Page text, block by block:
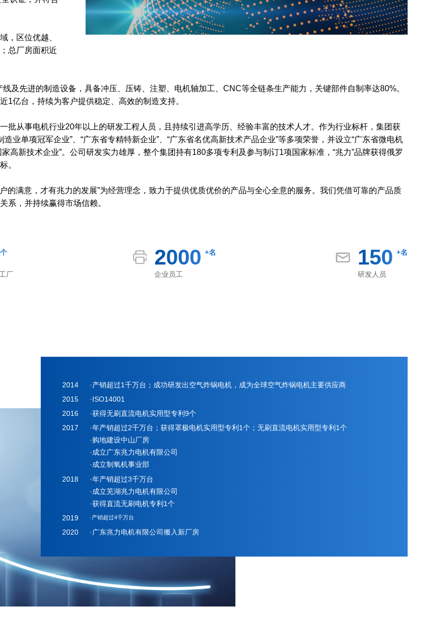
，区位优越、
总厂房面积近
及先进的制造设备，具备冲压、压铸、注塑、电机轴加工、CNC等全链条生产能力，关键部件自制率达80%。
1亿台，持续为客户提供稳定、高效的制造支持。
批从事电机行业20年以上的研发工程人员，且持续引进高学历、经验丰富的技术人才。作为行业标杆，集团获
业单项冠军企业”、“广东省专精特新企业”、“广东省名优高新技术产品企业”等多项荣誉，并设立“广东省微电机
家高新技术企业”。公司研发实力雄厚，整个集团持有180多项专利及参与制订1项国家标准，“兆力”品牌获得俄罗
。
的满意，才有兆力的发展”为经营理念，致力于提供优质优价的产品与全心全意的服务。我们凭借可靠的产品质
系，并持续赢得市场信赖。
个
厂
2000 +名
企业员工
150 +名
研发人员
2014
·产销超过1千万台；成功研发出空气炸锅电机，成为全球空气炸锅电机主要供应商
2015
·ISO14001
2016
·获得无刷直流电机实用型专利9个
2017
·年产销超过2千万台；获得罩极电机实用型专利1个；无刷直流电机实用型专利1个
·购地建设中山厂房
·成立广东兆力电机有限公司
·成立制氧机事业部
2018
·年产销超过3千万台
·成立芜湖兆力电机有限公司
·获得直流无刷电机专利1个
2019
·产销超过4千万台
2020
·广东兆力电机有限公司搬入新厂房